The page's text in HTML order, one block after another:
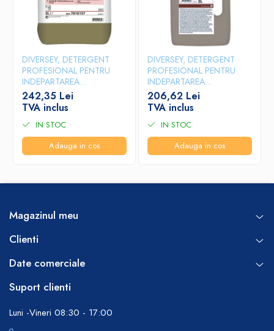
DIVERSEY, DETERGENT
PROFESIONAL PENTRU
INDEPARTAREA
DEPUNERILOR
CARBONIZATE DIN
CUPTOARE SI GRATARE
SUMA GRILL D9, 5L
242,35 Lei
TVA inclus
IN STOC
Adauga in cos
DIVERSEY, DETERGENT
PROFESIONAL PENTRU
INDEPARTAREA
DEPUNERILOR
CARBONIZATE DIN
CUPTOARE SI GRATARE
SUMA GRILL D9, 2L
206,62 Lei
TVA inclus
IN STOC
Adauga in cos
Magazinul meu
Clienti
Date comerciale
Suport clienti
Luni -Vineri 08:30 - 17:00